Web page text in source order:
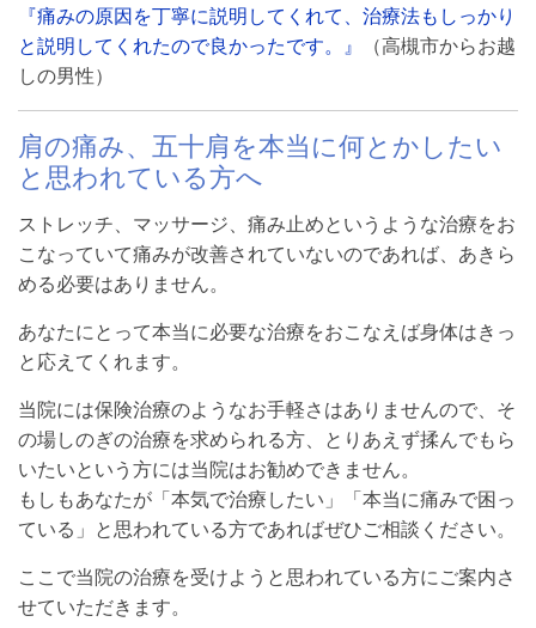
『痛みの原因を丁寧に説明してくれて、治療法もしっかり
と説明してくれたので良かったです。』
（高槻市からお越
しの男性）
肩の痛み、五十肩を本当に何とかしたい
と思われている方へ
ストレッチ、マッサージ、痛み止めというような治療をお
こなっていて痛みが改善されていないのであれば、あきら
める必要はありません。
あなたにとって本当に必要な治療をおこなえば身体はきっ
と応えてくれます。
当院には保険治療のようなお手軽さはありませんので、そ
の場しのぎの治療を求められる方、とりあえず揉んでもら
いたいという方には当院はお勧めできません。
もしもあなたが「本気で治療したい」「本当に痛みで困っ
ている」と思われている方であればぜひご相談ください。
ここで当院の治療を受けようと思われている方にご案内さ
せていただきます。